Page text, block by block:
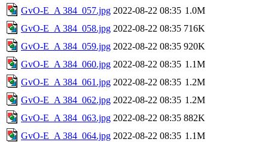
GvO-E_A 384_057.jpg 2022-08-22 08:35 1.0M
GvO-E_A 384_058.jpg 2022-08-22 08:35 716K
GvO-E_A 384_059.jpg 2022-08-22 08:35 920K
GvO-E_A 384_060.jpg 2022-08-22 08:35 1.1M
GvO-E_A 384_061.jpg 2022-08-22 08:35 1.2M
GvO-E_A 384_062.jpg 2022-08-22 08:35 1.2M
GvO-E_A 384_063.jpg 2022-08-22 08:35 882K
GvO-E_A 384_064.jpg 2022-08-22 08:35 1.1M